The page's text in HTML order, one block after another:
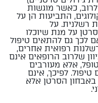
לרוב, כאשר מוגשות
התביעות הן על
רשלנית. על
על מנת שיוכלו
לכך גם להתאים טיפול
רפואית אחרים,
שלרוב הרופאים אינם
אלא מעורבים
לפיכך, אינם
באבחון הסרטן אלא